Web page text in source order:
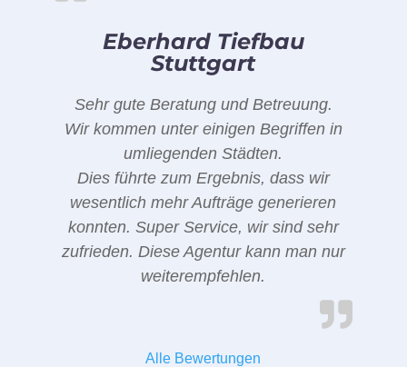
Eberhard Tiefbau
Stuttgart
Sehr gute Beratung und Betreuung.
Wir kommen unter einigen Begriffen in
umliegenden Städten.
Dies führte zum Ergebnis, dass wir
wesentlich mehr Aufträge generieren
konnten. Super Service, wir sind sehr
zufrieden. Diese Agentur kann man nur
weiterempfehlen.
Alle Bewertungen